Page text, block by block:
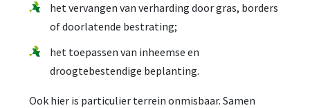
het vervangen van verharding door gras, borders
of doorlatende bestrating;
het toepassen van inheemse en
droogtebestendige beplanting.
Ook hier is particulier terrein onmisbaar. Samen